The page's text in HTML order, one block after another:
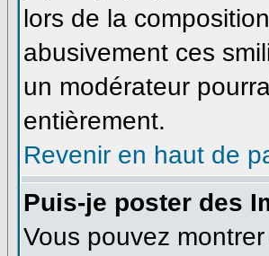
lors de la
abusivement ces
un modérateur
entièrement.
Revenir en haut de
Puis-je poster des
Vous pouvez